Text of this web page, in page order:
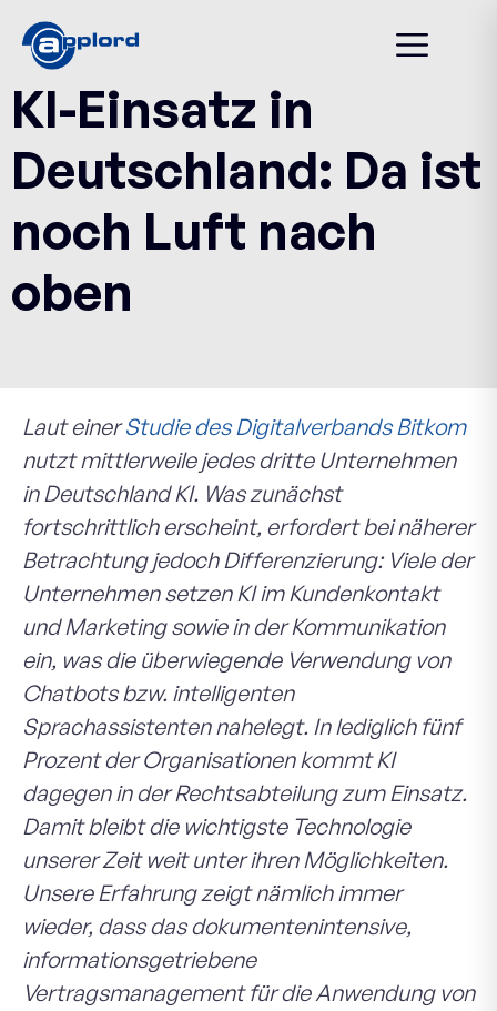
KI-Einsatz in
Deutschland: Da ist
noch Luft nach
oben
Laut einerStudie des Digitalverbands Bitkom
nutzt mittlerweile jedes dritte Unternehmen
in Deutschland KI. Was zunächst
fortschrittlich erscheint, erfordert bei näherer
Betrachtung jedoch Differenzierung: Viele der
Unternehmen setzen KI im Kundenkontakt
und Marketing sowie in der Kommunikation
ein, was die überwiegende Verwendung von
Chatbots bzw. intelligenten
Sprachassistenten nahelegt. In lediglich fünf
Prozent der Organisationen kommt KI
dagegen in der Rechtsabteilung zum Einsatz.
Damit bleibt die wichtigste Technologie
unserer Zeit weit unter ihren Möglichkeiten.
Unsere Erfahrung zeigt nämlich immer
wieder, dass das dokumentenintensive,
informationsgetriebene
Vertragsmanagement für die Anwendung von